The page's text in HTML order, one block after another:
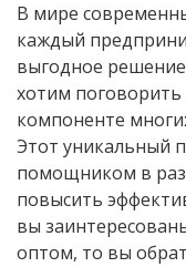
В мире
каждый
выгодное решение
хотим
компоненте
Этот уникальный
помощником в
повысить
вы
оптом, то вы